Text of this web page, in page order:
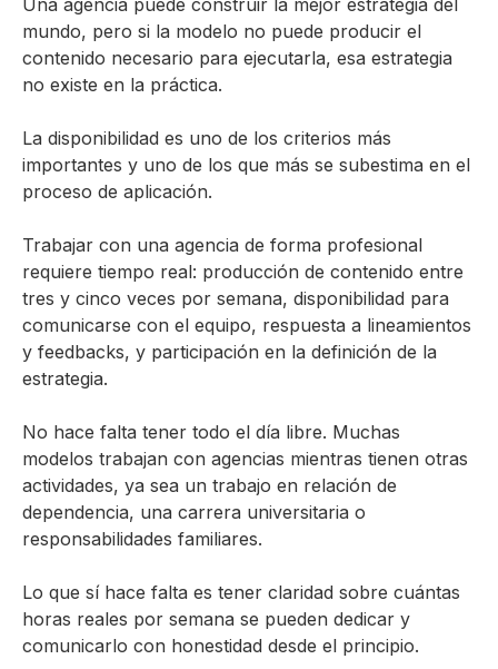
Una agencia puede construir la mejor estrategia del
mundo, pero si la modelo no puede producir el
contenido necesario para ejecutarla, esa estrategia
no existe en la práctica.
La disponibilidad es uno de los criterios más
importantes y uno de los que más se subestima en el
proceso de aplicación.
Trabajar con una agencia de forma profesional
requiere tiempo real: producción de contenido entre
tres y cinco veces por semana, disponibilidad para
comunicarse con el equipo, respuesta a lineamientos
y feedbacks, y participación en la definición de la
estrategia.
No hace falta tener todo el día libre. Muchas
modelos trabajan con agencias mientras tienen otras
actividades, ya sea un trabajo en relación de
dependencia, una carrera universitaria o
responsabilidades familiares.
Lo que sí hace falta es tener claridad sobre cuántas
horas reales por semana se pueden dedicar y
comunicarlo con honestidad desde el principio.